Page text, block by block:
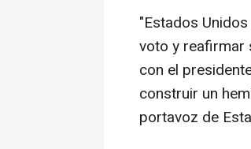
"Estados
voto y reafirmar
con el
construir un
portavoz de